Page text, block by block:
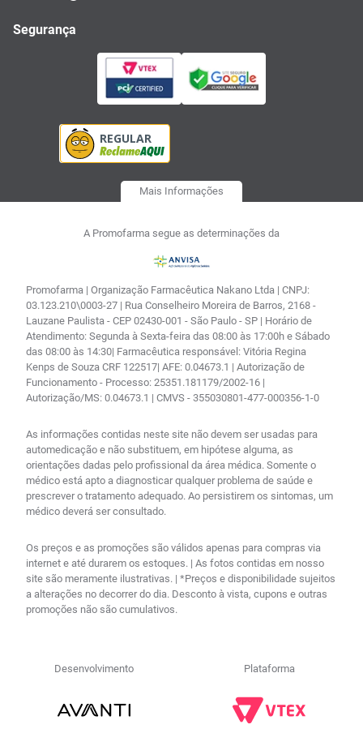
Segurança
Mais Informações
A Promofarma segue as determinações da
Promofarma | Organização Farmacêutica Nakano Ltda | CNPJ:
03.123.210\0003-27 | Rua Conselheiro Moreira de Barros, 2168 -
Lauzane Paulista - CEP 02430-001 - São Paulo - SP | Horário de
Atendimento: Segunda à Sexta-feira das 08:00 às 17:00h e Sábado
das 08:00 às 14:30| Farmacêutica responsável: Vitória Regina
Kenps de Souza CRF 122517| AFE: 0.04673.1 | Autorização de
Funcionamento - Processo: 25351.181179/2002-16 |
Autorização/MS: 0.04673.1 | CMVS - 355030801-477-000356-1-0
As informações contidas neste site não devem ser usadas para
automedicação e não substituem, em hipótese alguma, as
orientações dadas pelo profissional da área médica. Somente o
médico está apto a diagnosticar qualquer problema de saúde e
prescrever o tratamento adequado. Ao persistirem os sintomas, um
médico deverá ser consultado.
Os preços e as promoções são válidos apenas para compras via
internet e até durarem os estoques. | As fotos contidas em nosso
site são meramente ilustrativas. | *Preços e disponibilidade sujeitos
a alterações no decorrer do dia. Desconto à vista, cupons e outras
promoções não são cumulativos.
Desenvolvimento Plataforma